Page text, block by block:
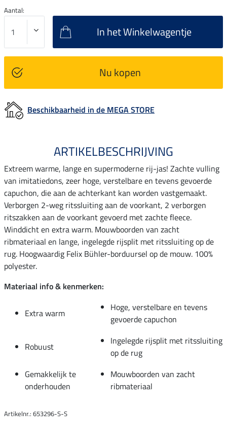
Aantal:
In het Winkelwagentje
Nu kopen
Beschikbaarheid in de MEGA STORE
ARTIKELBESCHRIJVING
Extreem warme, lange en supermoderne rij-jas! Zachte vulling
van imitatiedons, zeer hoge, verstelbare en tevens gevoerde
capuchon, die aan de achterkant kan worden vastgemaakt.
Verborgen 2-weg ritssluiting aan de voorkant, 2 verborgen
ritszakken aan de voorkant gevoerd met zachte fleece.
Winddicht en extra warm. Mouwboorden van zacht
ribmateriaal en lange, ingelegde rijsplit met ritssluiting op de
rug. Hoogwaardig Felix Bühler-borduursel op de mouw. 100%
polyester.
Materiaal info & kenmerken:
Extra warm
Hoge, verstelbare en tevens
gevoerde capuchon
Robuust
Ingelegde rijsplit met ritssluiting
op de rug
Gemakkelijk te
onderhouden
Mouwboorden van zacht
ribmateriaal
Artikelnr.: 653296-S-S